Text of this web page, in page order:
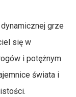
grze
się w
i potężnym
świata i